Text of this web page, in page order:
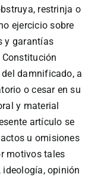
restrinja o
ejercicio sobre
y garantías
damnificado, a
o cesar en su
y material
artículo se
u omisiones
motivos tales
opinión